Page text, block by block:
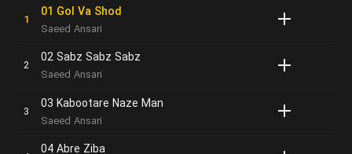
01 Gol Va Shod
Saeed Ansari
02 Sabz Sabz Sabz
Saeed Ansari
03 Kabootare Naze Man
Saeed Ansari
04 Abre Ziba